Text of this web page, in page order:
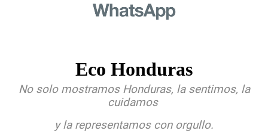
Eco Honduras
No solo mostramos Honduras, la sentimos, la
cuidamos
y la representamos con orgullo.